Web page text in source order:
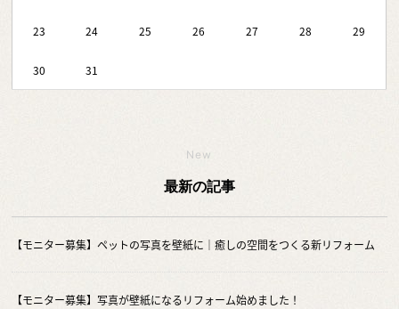
23 24 25 26 27 28 29
30 31
New
最新の記事
【モニター募集】ペットの写真を壁紙に｜癒しの空間をつくる新リフォーム
【モニター募集】写真が壁紙になるリフォーム始めました！